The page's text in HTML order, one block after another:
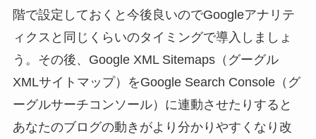
階で設定しておくと今後良いのでGoogleアナリテ
ィクスと同じくらいのタイミングで導入しましょ
う。その後、Google XML Sitemaps（グーグル
XMLサイトマップ）をGoogle Search Console（グ
ーグルサーチコンソール）に連動させたりすると
あなたのブログの動きがより分かりやすくなり改